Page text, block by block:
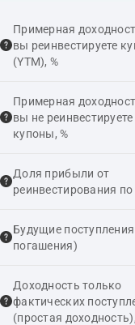
Примерная
вы реинвестируете
(YTM), %
Примерная
вы не реинвестируете
купоны, %
Доля прибыли от
реинвестирования по
Будущие
погашения)
Доходность только
фактических
(простая